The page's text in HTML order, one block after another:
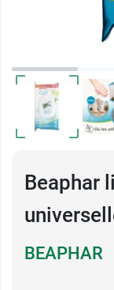
Beaphar
BEAPHAR